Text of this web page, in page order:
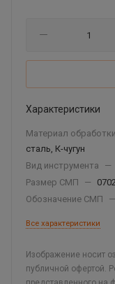
Характеристики
Материал
сталь, К-чугун
Вид инструмента
—
Размер СМП
—
0702
Обозначение СМП
—
Все характеристики
Изображение носит
публичной офертой.